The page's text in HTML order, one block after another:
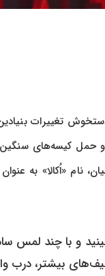
تغییرات
حمل کیسه‌های سنگین
نام «اُکالا» به
و با چند لمس
بیشتر، درب